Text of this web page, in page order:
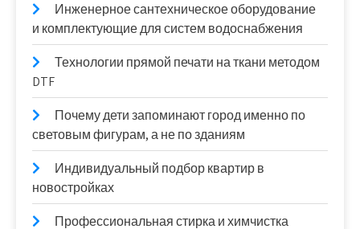
Инженерное сантехническое оборудование
и комплектующие для систем водоснабжения
Технологии прямой печати на ткани методом
DTF
Почему дети запоминают город именно по
световым фигурам, а не по зданиям
Индивидуальный подбор квартир в
новостройках
Профессиональная стирка и химчистка